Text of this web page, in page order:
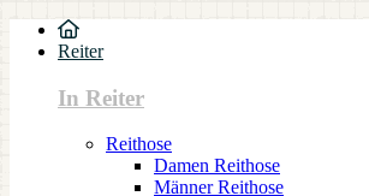
Reiter
In Reiter
Reithose
Damen Reithose
Männer Reithose